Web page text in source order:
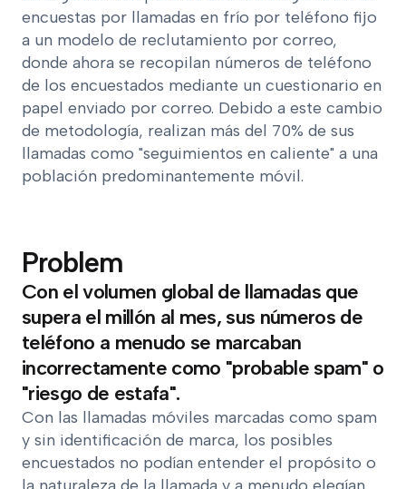
encuestas por llamadas en frío por teléfono fijo
a un modelo de reclutamiento por correo,
donde ahora se recopilan números de teléfono
de los encuestados mediante un cuestionario en
papel enviado por correo. Debido a este cambio
de metodología, realizan más del 70% de sus
llamadas como "seguimientos en caliente" a una
población predominantemente móvil.
Problem
Con el volumen global de llamadas que
supera el millón al mes, sus números de
teléfono a menudo se marcaban
incorrectamente como "probable spam" o
"riesgo de estafa".
Con las llamadas móviles marcadas como spam
y sin identificación de marca, los posibles
encuestados no podían entender el propósito o